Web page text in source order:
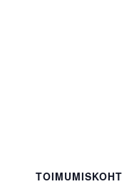
TOIMUMISKOHT